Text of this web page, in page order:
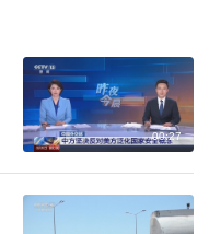
预约
预约
00:27